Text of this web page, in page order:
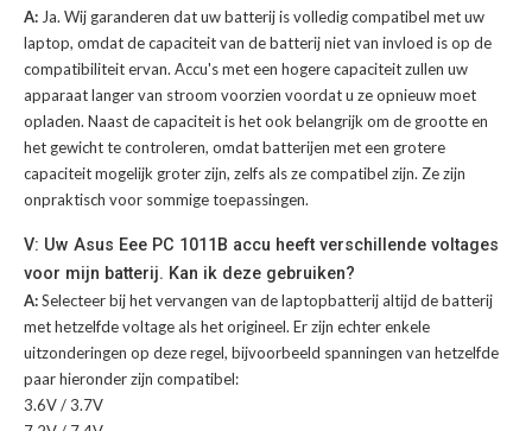
A: Ja. Wij garanderen dat uw batterij is volledig compatibel met uw
laptop, omdat de capaciteit van de batterij niet van invloed is op de
compatibiliteit ervan. Accu's met een hogere capaciteit zullen uw
apparaat langer van stroom voorzien voordat u ze opnieuw moet
opladen. Naast de capaciteit is het ook belangrijk om de grootte en
het gewicht te controleren, omdat batterijen met een grotere
capaciteit mogelijk groter zijn, zelfs als ze compatibel zijn. Ze zijn
onpraktisch voor sommige toepassingen.
V: Uw Asus Eee PC 1011B accu heeft verschillende voltages
voor mijn batterij. Kan ik deze gebruiken?
A:Selecteer bij het vervangen van de laptopbatterij altijd de batterij
met hetzelfde voltage als het origineel. Er zijn echter enkele
uitzonderingen op deze regel, bijvoorbeeld spanningen van hetzelfde
paar hieronder zijn compatibel:
3.6V / 3.7V